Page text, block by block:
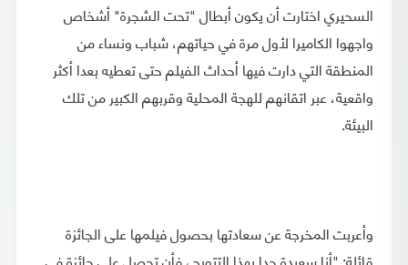
السحيري اختارت أن يكون أبطال "تحت الشجرة" أشخاص
واجهوا الكاميرا لأول مرة في حياتهم، شباب ونساء من
المنطقة التي دارت فيها أحداث الفيلم حتى تعطيه بعدا أكثر
واقعية، عبر اتقانهم للهجة المحلية وقربهم الكبير من تلك
البيئة.
وأعربت المخرجة عن سعادتها بحصول فيلمها على الجائزة